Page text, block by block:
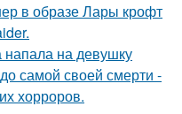
в образе Лары крофт
на девушку
самой своей смерти -
хорроров.